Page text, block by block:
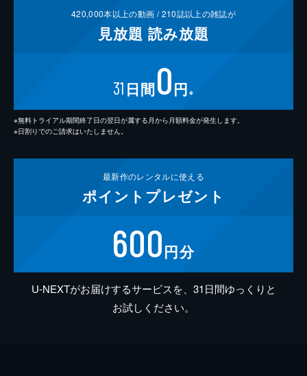
420,000本以上の動画 /210誌以上の雑誌が
見放題 読み放題
31 日間0円 ※
※無料トライアル期間終了日の翌日が属する月から月額料金が発生します。
※日割りでのご請求はいたしません。
最新作のレンタルに使える
ポイント プレゼント
600円分
U-NEXTがお届けするサービスを、31日間ゆっくりと
お試しください。